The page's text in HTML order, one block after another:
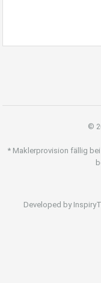
©
* Maklerprovision fällig
Developed by